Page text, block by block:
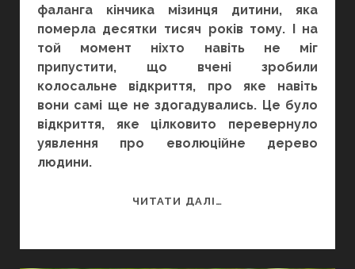
фаланга кінчика мізинця дитини, яка
померла десятки тисяч років тому. І на
той момент ніхто навіть не міг
припустити, що вчені зробили
колосальне відкриття, про яке навіть
вони самі ще не здогадувались. Це було
відкриття, яке цілковито перевернуло
уявлення про еволюційне дерево
людини.
ЧИТАТИ ДАЛІ…